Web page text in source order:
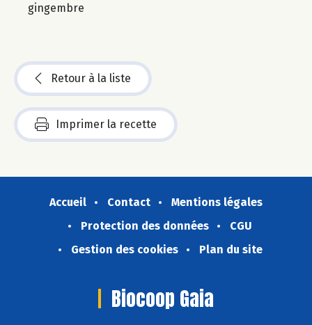
gingembre
Retour à la liste
Imprimer la recette
Accueil Contact
Mentions légales
Protection des données
CGU
Gestion des cookies
Plan du site
Biocoop Gaia